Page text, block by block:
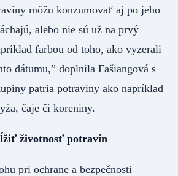
môžu konzumovať aj po jeho
alebo nie sú už na prvý
farbou od toho, ako vyzerali
dátumu,” doplnila Fašiangová s
patria potraviny ako napríklad
čaje či koreniny.
životnosť potravín
pri ochrane a bezpečnosti